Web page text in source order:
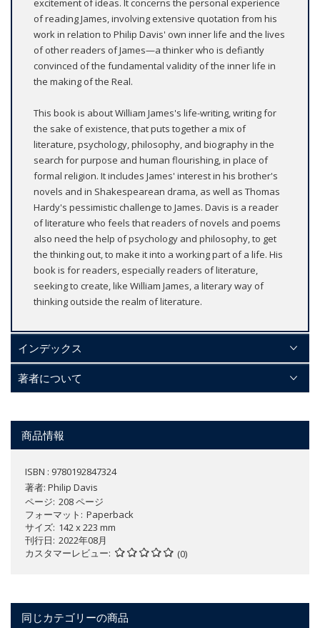
excitement of ideas. It concerns the personal experience
of reading James, involving extensive quotation from his
work in relation to Philip Davis' own inner life and the lives
of other readers of James—a thinker who is defiantly
convinced of the fundamental validity of the inner life in
the making of the Real.
This book is about William James's life-writing, writing for
the sake of existence, that puts together a mix of
literature, psychology, philosophy, and biography in the
search for purpose and human flourishing, in place of
formal religion. It includes James' interest in his brother's
novels and in Shakespearean drama, as well as Thomas
Hardy's pessimistic challenge to James. Davis is a reader
of literature who feels that readers of novels and poems
also need the help of psychology and philosophy, to get
the thinking out, to make it into a working part of a life. His
book is for readers, especially readers of literature,
seeking to create, like William James, a literary way of
thinking outside the realm of literature.
インデックス
著者について
商品情報
ISBN : 9780192847324
著者: Philip Davis
ページ 208 ページ
フォーマット
Paperback
サイズ 142 x 223 mm
刊行日 2022年08月
カスタマーレビュー
(0)
同じカテゴリーの商品